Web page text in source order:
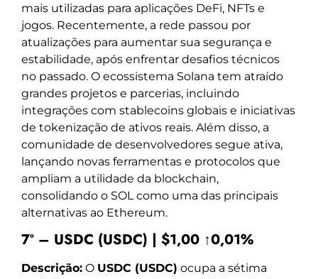
mais utilizadas para aplicações DeFi, NFTs e
jogos. Recentemente, a rede passou por
atualizações para aumentar sua segurança e
estabilidade, após enfrentar desafios técnicos
no passado. O ecossistema Solana tem atraído
grandes projetos e parcerias, incluindo
integrações com stablecoins globais e iniciativas
de tokenização de ativos reais. Além disso, a
comunidade de desenvolvedores segue ativa,
lançando novas ferramentas e protocolos que
ampliam a utilidade da blockchain,
consolidando o SOL como uma das principais
alternativas ao Ethereum.
7º – USDC (USDC) | $1,00 ↑0,01%
Descrição: O USDC (USDC) ocupa a sétima